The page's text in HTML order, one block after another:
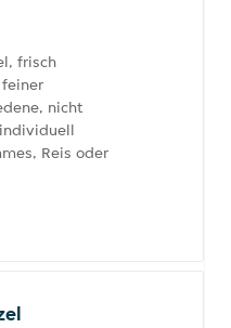
frisch
nicht
Reis oder